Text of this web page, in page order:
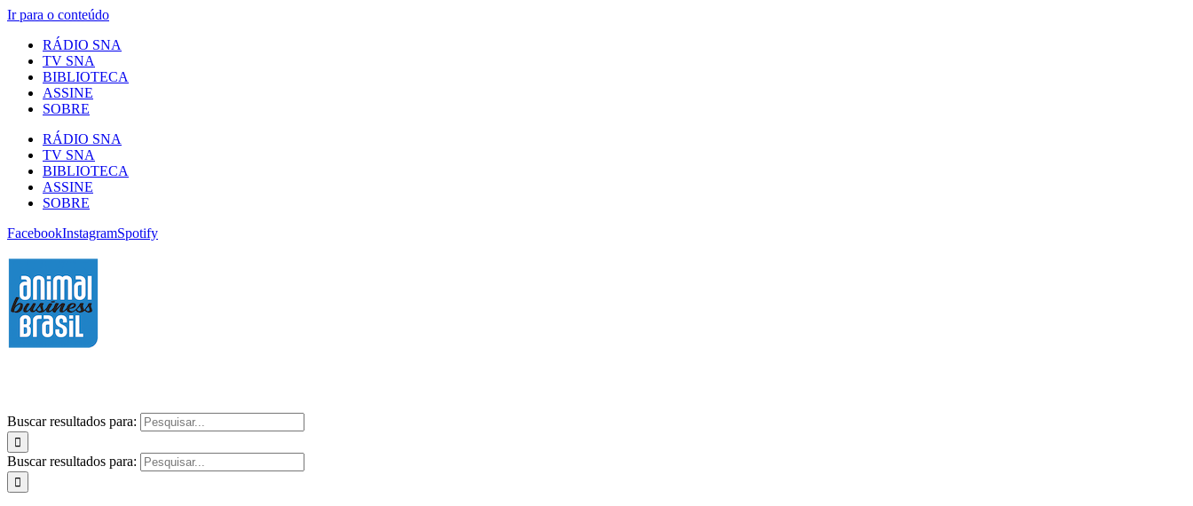
Ir para o conteúdo
RÁDIO SNA
TV SNA
BIBLIOTECA
ASSINE
SOBRE
RÁDIO SNA
TV SNA
BIBLIOTECA
ASSINE
SOBRE
FacebookInstagramSpotify
Buscar resultados para:
Buscar resultados para: